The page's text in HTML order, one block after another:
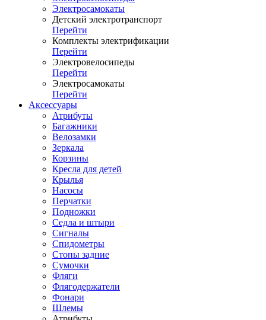
Электросамокаты
Детский электротранспорт
Перейти
Комплекты электрификации
Перейти
Электровелосипеды
Перейти
Электросамокаты
Перейти
Аксессуары
Атрибуты
Багажники
Велозамки
Зеркала
Корзины
Кресла для детей
Крылья
Насосы
Перчатки
Подножки
Седла и штыри
Сигналы
Спидометры
Стопы задние
Сумочки
Фляги
Флягодержатели
Фонари
Шлемы